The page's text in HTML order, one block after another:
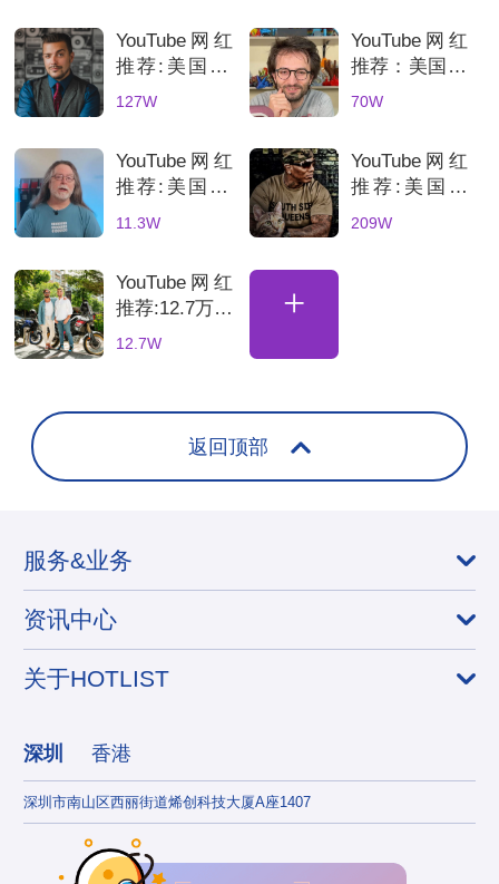
YouTube网红
推荐:美国3C
科技数码测评
127W
YouTube网红
推荐：美国70
万粉丝3D打
评测账号解析
70W
YouTube网红
推荐:美国3D
打印机深度测
11.3W
YouTube网红
推荐:美国科
技网红高互动
209W
YouTube网红
推荐:12.7万粉
丝土耳其骑行
牌合
12.7W
+
返回顶部
服务&业务
资讯中心
关于HOTLIST
深圳 香港
深圳市南山区西丽街道烯创科技大厦A座1407